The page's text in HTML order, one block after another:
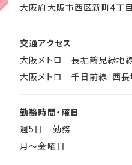
大阪府大阪市西区新町4丁
交通アクセス
大阪メトロ 長堀鶴見緑地
大阪メトロ 千日前線「西
勤務時間・曜日
週5日 勤務
月～金曜日